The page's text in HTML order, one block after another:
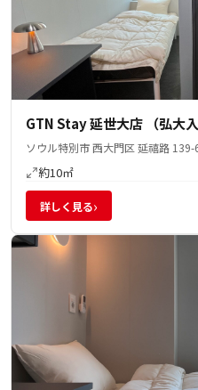
GTN Stay 延世大店 （弘大
ソウル特別市 西大門区 延禧路 139-
約10㎡
詳しく見る›